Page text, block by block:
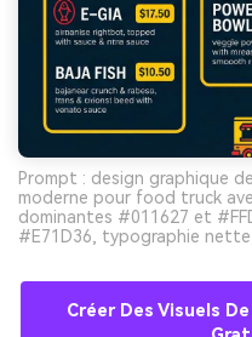
Prompt : design graphique
moderne pour food truck
dominantes #011627 et
#E71D36, typographie
Créer Des Visuels